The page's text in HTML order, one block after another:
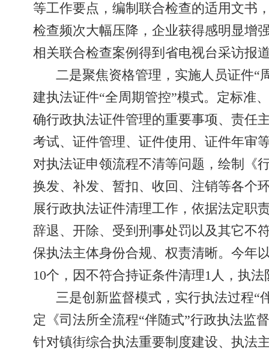
等工作要点，编制联合检查的适用文书
检查频次大幅压降，企业获得感明显增
相关联合检查案例得到省电视台采访报
二是聚焦资格管理，实施人员证件“
建执法证件“全周期管控”模式。定标准
确行政执法证件管理的重要事项、责任
考试、证件管理、证件使用、证件年审
对执法证申领流程不清等问题，绘制《
换发、补发、暂扣、收回、注销等各个
展行政执法证件清理工作，依据法定职
辞退、开除、受到刑事处罚以及其它不
保执法主体身份合规、权责清晰。今年
10个，因不符合持证条件清理1人，执
三是创新监督模式，实行执法过程“
定《司法所全流程“伴随式”行政执法监
针对镇街综合执法重要制度建设、执法